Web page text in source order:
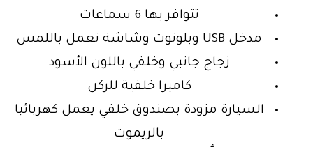
تتوافر بها 6 سماعات
مدخل USB وبلوتوث وشاشة تعمل باللمس
زجاج جانبي وخلفي باللون الأسود
كاميرا خلفية للركن
السيارة مزودة بصندوق خلفي يعمل كهربائيا
بالريموت